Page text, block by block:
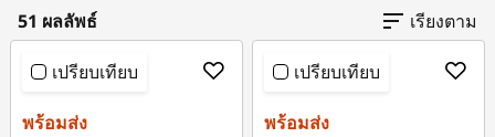
พิ
51 ผลลัพธ์ เรียงตาม
เปรียบเทียบ
พร้อมส่ง
เปรียบเทียบ
พร้อมส่ง